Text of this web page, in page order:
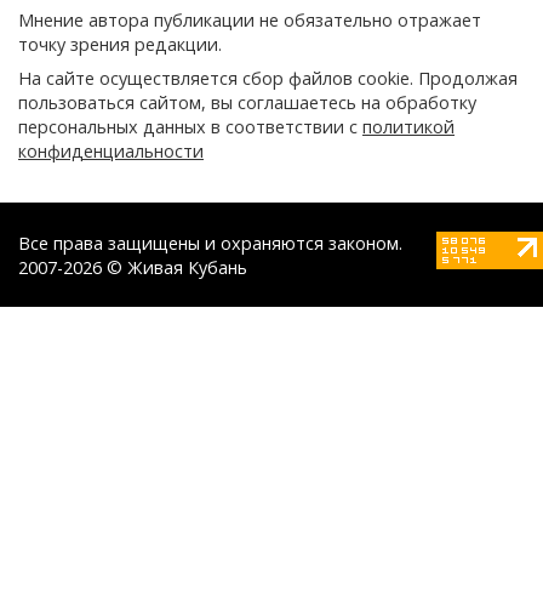
Мнение автора публикации не обязательно отражает
точку зрения редакции.
На сайте осуществляется сбор файлов cookie. Продолжая
пользоваться сайтом, вы соглашаетесь на обработку
персональных данных в соответствии с политикой
конфиденциальности
Все права защищены и охраняются законом.
2007-2026 © Живая Кубань